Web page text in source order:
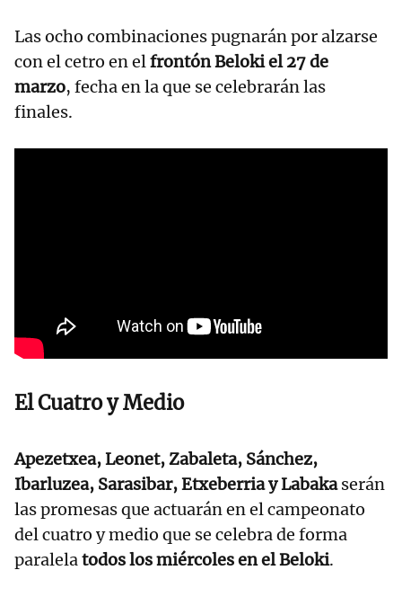
Las ocho combinaciones pugnarán por alzarse
con el cetro en elfrontón Beloki el 27 de
marzo, fecha en la que se celebrarán las
finales.
El Cuatro y Medio
Apezetxea, Leonet, Zabaleta, Sánchez,
Ibarluzea, Sarasibar, Etxeberria y Labakaserán
las promesas que actuarán en el campeonato
del cuatro y medio que se celebra de forma
paralelatodos los miércoles en el Beloki.